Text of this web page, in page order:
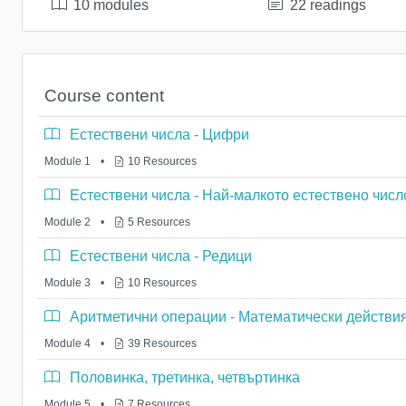
10 modules 22 readings
Course content
Естествени числа - Цифри
Module 1 • 10 Resources
Естествени числа - Най-малкото естествено
Module 2 • 5 Resources
Естествени числа - Редици
Module 3 • 10 Resources
Аритметични операции - Математически
Module 4 • 39 Resources
Половинка, третинка, четвъртинка